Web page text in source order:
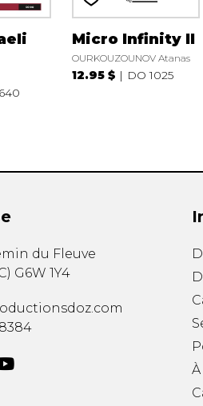
Micro Infinity II
OURKOUZOUNOV Atanas
12.95 $ DO 1025
du Fleuve
) G6W 1Y4